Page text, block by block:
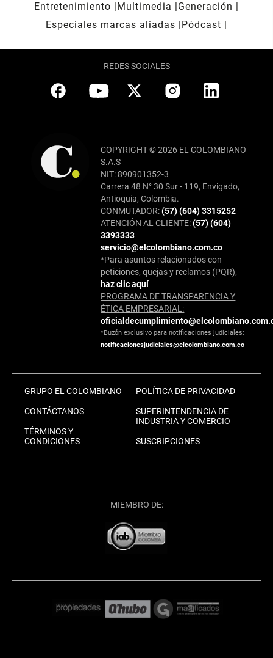
Entretenimiento
Multimedia
Generación
Especiales marcas aliadas
Pódcast
REDES SOCIALES
COPYRIGHT © 2026 EL COLOMBIANO
S.A.S
NIT: 890901352-3
Carrera 48 N° 30 Sur - 119, Envigado,
Antioquia, Colombia.
CONMUTADOR:(57) (604) 3315252
ATENCIÓN AL CLIENTE:(57) (604)
3393333
servicio@elcolombiano.com.co
*Para asuntos relacionados con
peticiones, quejas y reclamos (PQR),
haz clic aquí
PROGRAMA DE TRANSPARENCIA Y
ÉTICA EMPRESARIAL:
*Buzón exclusivo para notificaciones judiciales:
notificacionesjudiciales@elcolombiano.com.co
GRUPO EL COLOMBIANO
CONTÁCTANOS
TÉRMINOS Y
CONDICIONES
POLÍTICA DE PRIVACIDAD
SUPERINTENDENCIA DE
INDUSTRIA Y COMERCIO
SUSCRIPCIONES
MIEMBRO DE: